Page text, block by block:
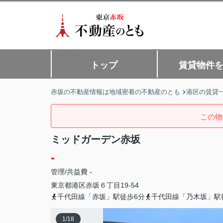
トップ 賃貸物件
赤坂の不動産情報は地域密着の不動産のとも 港区の賃貸
この
ミッドガーデン赤坂
-
管理/共益費 -
東京都港区赤坂 ６丁目19-54
千代田線「赤坂」駅徒歩6分
千代田線「乃木坂」駅
1/18